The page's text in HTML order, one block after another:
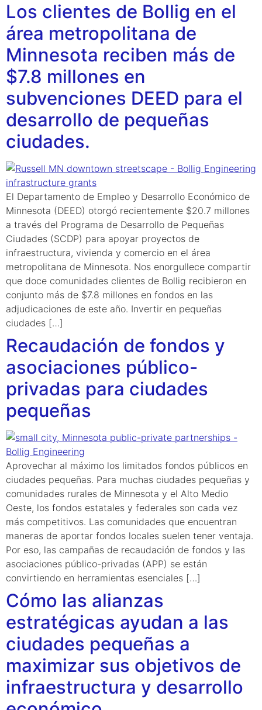
Los clientes de Bollig en el
área metropolitana de
Minnesota reciben más de
$7.8 millones en
subvenciones DEED para el
desarrollo de pequeñas
ciudades.
El Departamento de Empleo y Desarrollo Económico de
Minnesota (DEED) otorgó recientemente $20.7 millones
a través del Programa de Desarrollo de Pequeñas
Ciudades (SCDP) para apoyar proyectos de
infraestructura, vivienda y comercio en el área
metropolitana de Minnesota. Nos enorgullece compartir
que doce comunidades clientes de Bollig recibieron en
conjunto más de $7.8 millones en fondos en las
adjudicaciones de este año. Invertir en pequeñas
ciudades […]
Recaudación de fondos y
asociaciones público-
privadas para ciudades
pequeñas
Aprovechar al máximo los limitados fondos públicos en
ciudades pequeñas. Para muchas ciudades pequeñas y
comunidades rurales de Minnesota y el Alto Medio
Oeste, los fondos estatales y federales son cada vez
más competitivos. Las comunidades que encuentran
maneras de aportar fondos locales suelen tener ventaja.
Por eso, las campañas de recaudación de fondos y las
asociaciones público-privadas (APP) se están
convirtiendo en herramientas esenciales […]
Cómo las alianzas
estratégicas ayudan a las
ciudades pequeñas a
maximizar sus objetivos de
infraestructura y desarrollo